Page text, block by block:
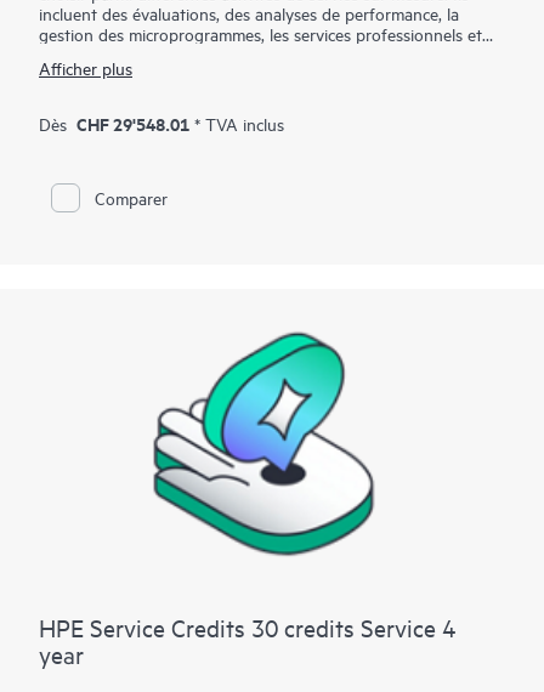
incluent des évaluations, des analyses de performance, la
gestion des microprogrammes, les services professionnels et
services fournis dans le cadre de la garantie active ou pour
activités de services sont conçues pour englober un large
éventail de domaines appartenant aux technologies de
infrastructures convergées, et les infrastructures cloud
hybrides. Grâce aux crédits, le client peut sélectionner les
services spécifiques dont il a besoin, quand il en a besoin
Afficher plus
Dès CHF 29'548.01 * TVA inclus
Comparer
HPE Service Credits 30 credits Service 4
year